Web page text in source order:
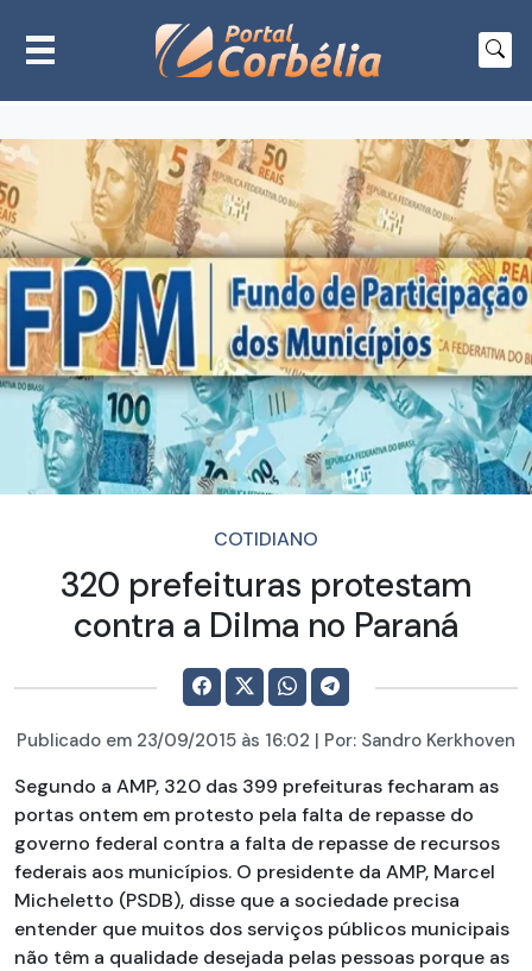
COTIDIANO
320 prefeituras protestam
contra a Dilma no Paraná
Publicado em 23/09/2015 às 16:02 | Por: Sandro Kerkhoven
Segundo a AMP, 320 das 399 prefeituras fecharam as
portas ontem em protesto pela falta de repasse do
governo federal contra a falta de repasse de recursos
federais aos municípios. O presidente da AMP, Marcel
Micheletto (PSDB), disse que a sociedade precisa
entender que muitos dos serviços públicos municipais
não têm a qualidade desejada pelas pessoas porque as